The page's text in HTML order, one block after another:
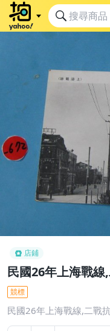
店鋪
民國26年上海戰
競標
民國26年上海戰線,二戰